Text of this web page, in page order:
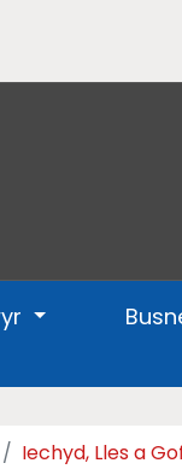
Iechyd, Lles a